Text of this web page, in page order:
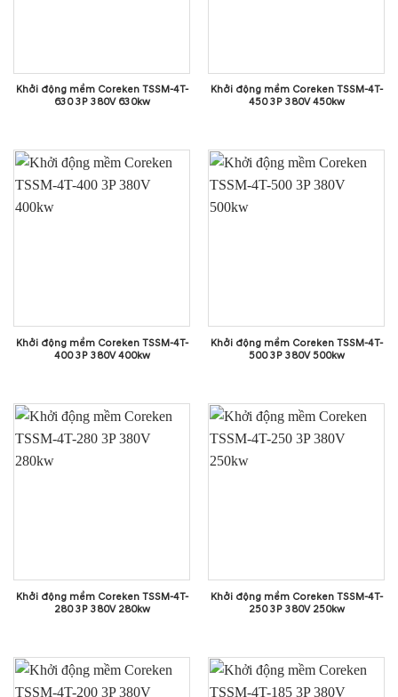
Khởi động mềm Coreken TSSM-4T-
630 3P 380V 630kw
Khởi động mềm Coreken TSSM-4T-
450 3P 380V 450kw
Khởi động mềm Coreken TSSM-4T-
400 3P 380V 400kw
Khởi động mềm Coreken TSSM-4T-
500 3P 380V 500kw
Khởi động mềm Coreken TSSM-4T-
280 3P 380V 280kw
Khởi động mềm Coreken TSSM-4T-
250 3P 380V 250kw